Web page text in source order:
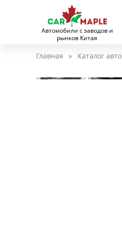
Автомобили с заводов и
рынков Китая
Главная » Каталог авто